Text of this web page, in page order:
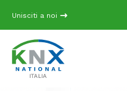
Unisciti a noi